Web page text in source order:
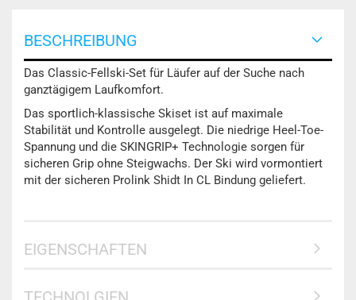
BESCHREIBUNG
Das Classic-Fellski-Set für Läufer auf der Suche nach
ganztägigem Laufkomfort.
Das sportlich-klassische Skiset ist auf maximale
Stabilität und Kontrolle ausgelegt. Die niedrige Heel-Toe-
Spannung und die SKINGRIP+ Technologie sorgen für
sicheren Grip ohne Steigwachs. Der Ski wird vormontiert
mit der sicheren Prolink Shidt In CL Bindung geliefert.
EIGENSCHAFTEN